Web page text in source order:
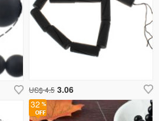
32
US$ 4.5 3.06